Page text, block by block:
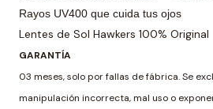
Rayos UV400 que cuida tus ojos
Lentes de Sol Hawkers 100% Original
GARANTÍA
03 meses, solo por fallas de fábrica. Se
manipulación incorrecta, mal uso o